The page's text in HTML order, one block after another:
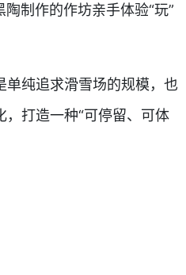
制作的作坊亲手体验“玩”
纯追求滑雪场的规模，也
打造一种“可停留、可体